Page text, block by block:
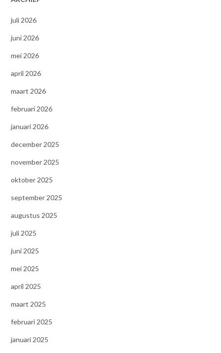
juli 2026
juni 2026
mei 2026
april 2026
maart 2026
februari 2026
januari 2026
december 2025
november 2025
oktober 2025
september 2025
augustus 2025
juli 2025
juni 2025
mei 2025
april 2025
maart 2025
februari 2025
januari 2025